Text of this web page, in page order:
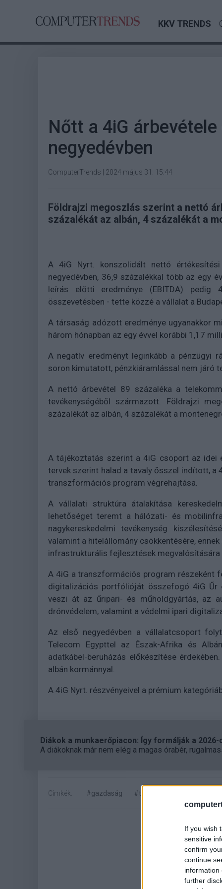
If you wish
sensitive
confirm
continue
information
further
KKV TRENDS
Nőtt a 4iG
negyedévben
ComputerTrends 2024 május 31. 15:44
Földrajzi megoszlás szerint a nettó
százalékát az albán, 4 százalékát a
A 4iG Nyrt. konszolidált nettó
negyedévben, 36,9 százalékkal több az egy
leírás előtti eredménye (EBITDA)
összevetésben - tette közzé a vállalat a
A társaság adózott eredménye ugyanakkor
három hónapban az egy évvel korábbi 1,17
A negatív eredményt leginkább a pénzügyi
soron kimutatott, pénzkiáramlással nem járó
A nettó árbevétel 89 százaléka a
tevékenységéből származott. Földrajzi
százalékát az albán, 4 százalékát a
A tájékoztatás szerint a 4iG csoport az idei
tervek szerint halad a tavaly ősszel indított,
transzformációs program végrehajtása.
A vállalati struktúra átalakítása
lehetőséget teremt a hálózati- és
nagykereskedelmi tevékenység
valamint a hitelállomány csökkentésére,
infrastrukturális fejlesztések
A 4iG a transzformációs program részeként
digitalizációs portfólióját összefogó 4iG Űr
veszi át az űripari- és műholdgyártás, az
drónvédelem, valamint a védelmi ipari
Az első negyedévben a vállalatcsoport
Telecom Egypttel az Észak-Afrika és
adatkábel-beruházás előkészítése
albán kormánnyal.
A 4iG Nyrt. részvényeivel a prémium
Diákok a munkaerőpiacon: Így formálják a
A diákoknak már nem elég a magas órabér,
Címkék: #gazdaság #távközlés